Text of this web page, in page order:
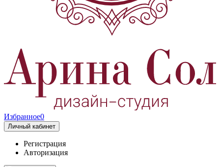
Избранное0
Личный кабинет
Регистрация
Авторизация